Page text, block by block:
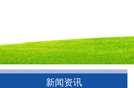
新闻资讯